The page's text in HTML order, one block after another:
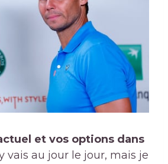
et vos options dans
vais au jour le jour, mais je